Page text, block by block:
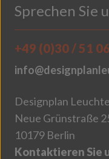
Sprechen Sie
+49 (0)30 / 51
Designplan
Neue Grünstraße
10179 Berlin
Kontaktieren Sie